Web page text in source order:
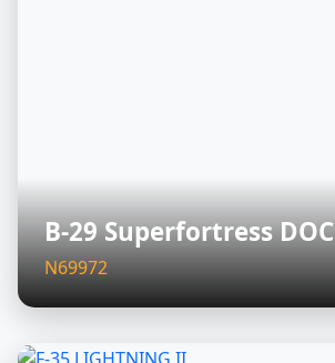
B-29 Superfortress DOC
N69972